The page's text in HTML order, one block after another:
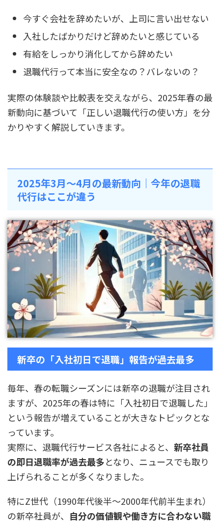
今すぐ会社を辞めたいが、上司に言い出せない
入社したばかりだけど辞めたいと感じている
有給をしっかり消化してから辞めたい
退職代行って本当に安全なの？バレないの？
実際の体験談や比較表を交えながら、2025年春の最
新動向に基づいて「正しい退職代行の使い方」を分
かりやすく解説していきます。
2025年3月〜4月の最新動向｜今年の退職
代行はここが違う
新卒の「入社初日で退職」報告が過去最多
毎年、春の転職シーズンには新卒の退職が注目され
ますが、2025年の春は特に「入社初日で退職した」
という報告が増えていることが大きなトピックとな
っています。
実際に、退職代行サービス各社によると、 新卒社員
の即日退職率が過去最多となり、ニュースでも取り
上げられることが多くなりました。
特にZ世代（1990年代後半～2000年代前半生まれ）
の新卒社員が、 自分の価値観や働き方に合わない職